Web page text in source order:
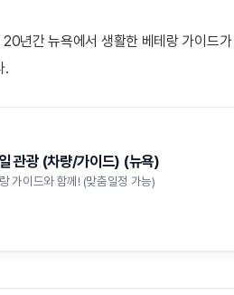
년간 뉴욕에서 생활한 베테랑 가이드
.
관광 (차량/가이드) (뉴욕)
가이드와 함께! (맞춤일정 가능)